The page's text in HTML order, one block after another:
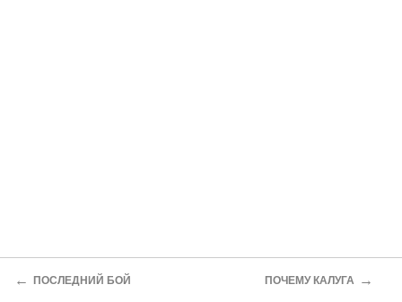
← ПОСЛЕДНИЙ БОЙ ПОЧЕМУ КАЛУГА →